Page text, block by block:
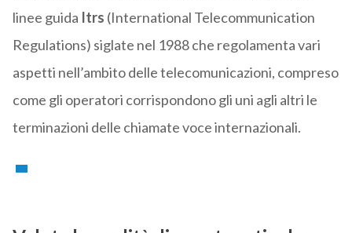
linee guida Itrs (International Telecommunication
Regulations) siglate nel 1988 che regolamenta vari
aspetti nell’ambito delle telecomunicazioni, compreso
come gli operatori corrispondono gli uni agli altri le
terminazioni delle chiamate voce internazionali.